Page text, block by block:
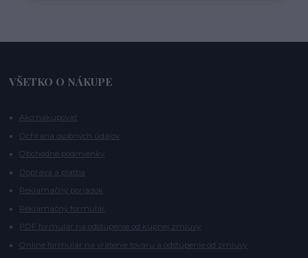
VŠETKO O NÁKUPE
Ako nakupovať
Ochrana osobných údajov
Obchodné podmienky
Doprava a platba
Reklamačný poriadok
Reklamačný formulár
PDF formulár na odstúpenie od kúpnej zmluvy
Online formulár na vrátenie tovaru a odstúpenie od zmluvy